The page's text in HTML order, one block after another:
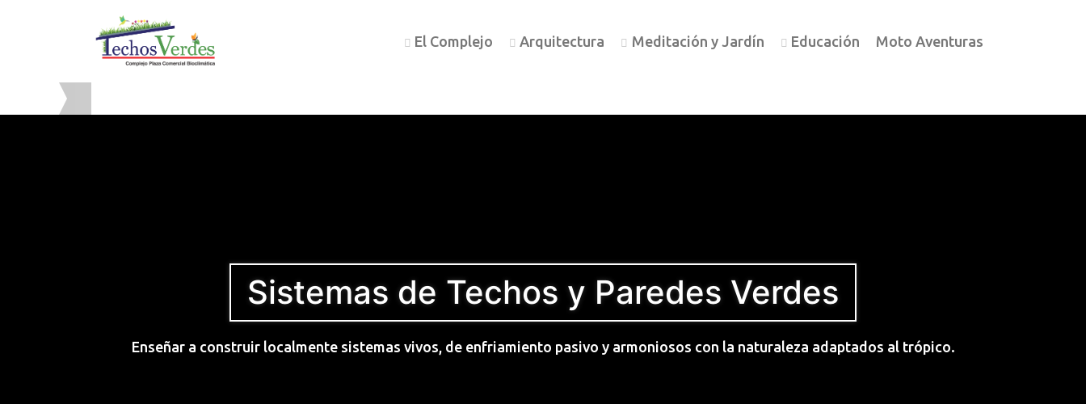
El Complejo Arquitectura Meditación y Jardín Educación Moto Aventuras
Sistemas de Techos y Paredes Verdes
Enseñar a construir localmente sistemas vivos, de enfriamiento pasivo y armoniosos con la naturaleza adaptados al trópico.